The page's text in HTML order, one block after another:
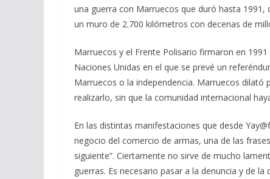
una guerra con Marruecos que duró hasta
un muro de 2.700 kilómetros con decenas de
Marruecos y el Frente Polisario firmaron en
Naciones Unidas en el que se prevé un
Marruecos o la independencia. Marruecos
realizarlo, sin que la comunidad internacional
En las distintas manifestaciones que desde
negocio del comercio de armas, una de las
siguiente”. Ciertamente no sirve de mucho
guerras. Es necesario pasar a la denuncia y de